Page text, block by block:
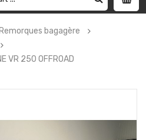
Remorques bagagère
VR 250 OFFROAD